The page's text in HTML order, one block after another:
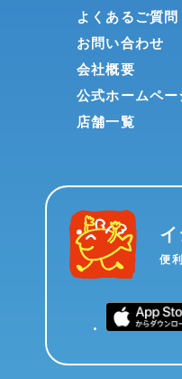
よくあるご質問
お問い合わせ
会社概要
公式ホームペー
店舗一覧
便